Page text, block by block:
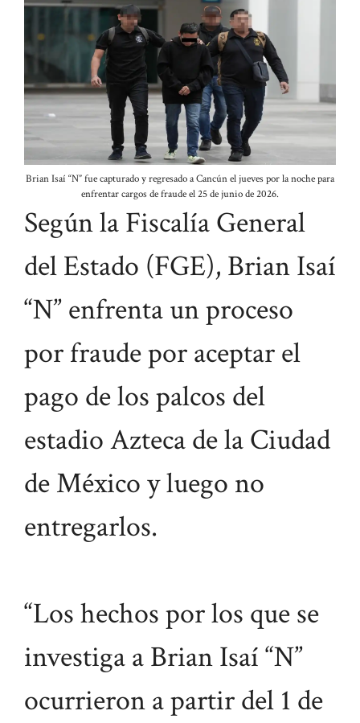
Brian Isaí “N” fue capturado y regresado a Cancún el jueves por la noche para
enfrentar cargos de fraude el 25 de junio de 2026.
Según la Fiscalía General
del Estado (FGE), Brian Isaí
“N” enfrenta un proceso
por fraude por aceptar el
pago de los palcos del
estadio Azteca de la Ciudad
de México y luego no
entregarlos.
“Los hechos por los que se
investiga a Brian Isaí “N”
ocurrieron a partir del 1 de